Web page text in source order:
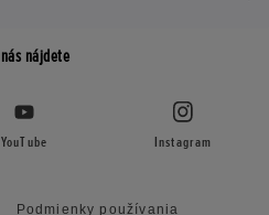
nájdete
YouTube Instagram
Podmienky používania